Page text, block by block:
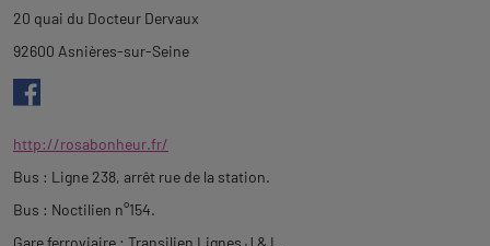
description
20 quai du Docteur Dervaux
92600 Asnières-sur-Seine
http://rosabonheur.fr/
Bus : Ligne 238, arrêt rue de la station.
Bus : Noctilien n°154.
Gare ferroviaire : Transilien Lignes J & L.